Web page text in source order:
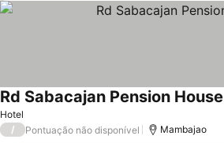
Hotel
Rd Sabacajan Pension House
/ Pontuação não disponível Mambajao